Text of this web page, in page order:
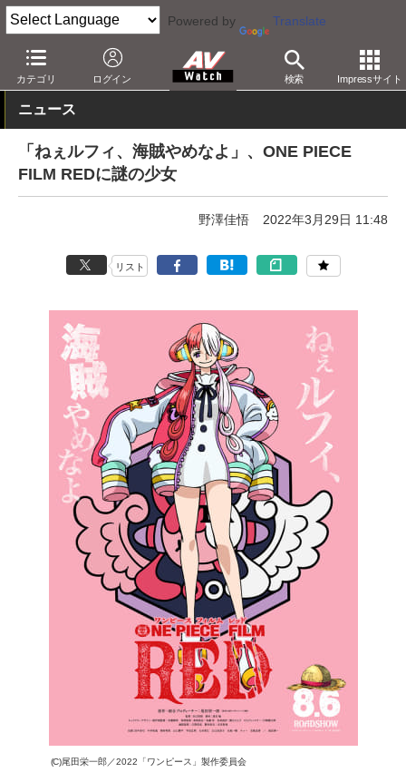
Powered by Translate
カテゴリ ログイン 検索 Impressサイト
AV Watch コンテンツ・サービス 映画 映画作品
ニュース
「ねぇルフィ、海賊やめなよ」、ONE PIECE
FILM REDに謎の少女
野澤佳悟 2022年3月29日 11:48
リスト
(C)尾田栄一郎／2022「ワンピース」製作委員会